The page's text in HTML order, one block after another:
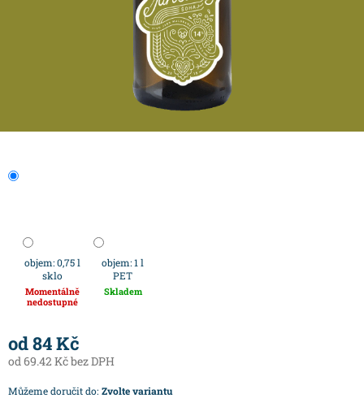
objem: 0,75 l
sklo
Momentálně
nedostupné
objem: 1 l
PET
Skladem
od84 Kč
od 69.42 Kčbez DPH
Můžeme doručit do: Zvolte variantu